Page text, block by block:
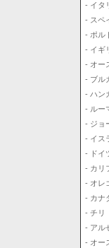
- イタ
- スペ
- ポル
- イギ
- オー
- ブル
- ハン
- ルー
- ジョ
- イス
- ドイ
- カリ
- オレ
- カナ
- チリ
- アル
- オー